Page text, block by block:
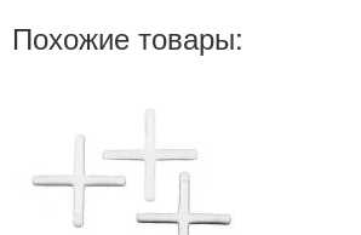
Похожие товары: